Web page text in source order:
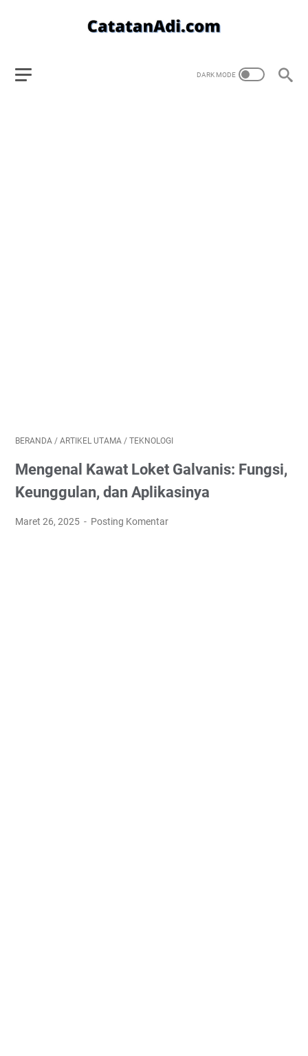
BERANDA / ARTIKEL UTAMA / TEKNOLOGI
Mengenal Kawat Loket Galvanis: Fungsi,
Keunggulan, dan Aplikasinya
Maret 26, 2025 Posting Komentar